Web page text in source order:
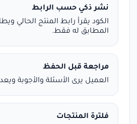
نشر ذكي حسب الرابط
المطابق له فقط.
مراجعة قبل الحفظ
العميل يرى الأسئلة والأجوبة
فلترة المنتجات